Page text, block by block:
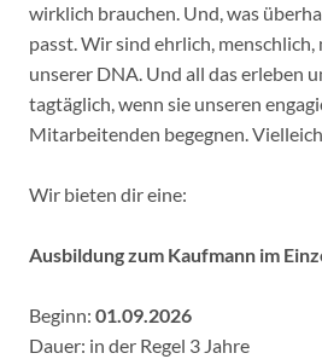
wirklich brauchen. Und, was
passt. Wir sind ehrlich, menschlich,
unserer DNA. Und all das erleben
tagtäglich, wenn sie unseren
Mitarbeitenden begegnen.
Wir bieten dir eine:
Ausbildung zum Kaufmann im
Beginn: 01.09.2026
Dauer: in der Regel 3 Jahre